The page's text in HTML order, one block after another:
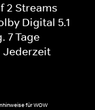
2 Streams
Digital 5.1
7 Tage
Jederzeit
für WOW